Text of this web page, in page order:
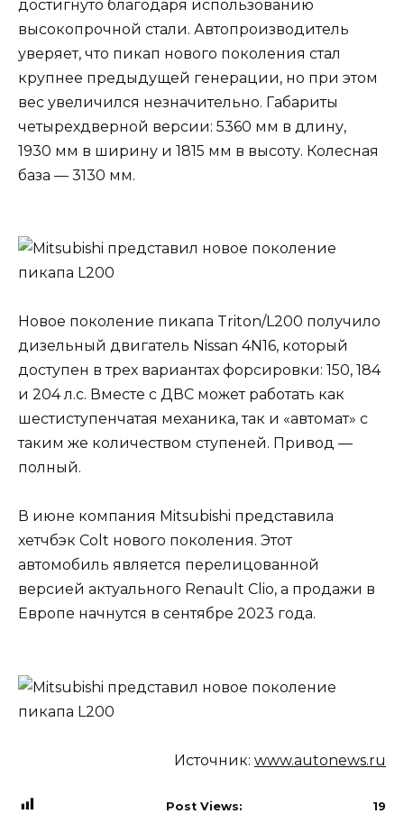
достигнуто благодаря использованию
высокопрочной стали. Автопроизводитель
уверяет, что пикап нового поколения стал
крупнее предыдущей генерации, но при этом
вес увеличился незначительно. Габариты
четырехдверной версии: 5360 мм в длину,
1930 мм в ширину и 1815 мм в высоту. Колесная
база — 3130 мм.
Новое поколение пикапа Triton/L200 получило
дизельный двигатель Nissan 4N16, который
доступен в трех вариантах форсировки: 150, 184
и 204 л.с. Вместе с ДВС может работать как
шестиступенчатая механика, так и «автомат» с
таким же количеством ступеней. Привод —
полный.
В июне компания Mitsubishi представила
хетчбэк Colt нового поколения. Этот
автомобиль является перелицованной
версией актуального Renault Clio, а продажи в
Европе начнутся в сентябре 2023 года.
Источник: www.autonews.ru
Post Views: 19